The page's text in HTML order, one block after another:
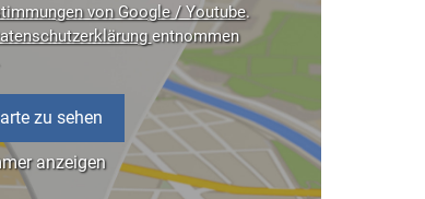
von Google / Youtube.
entnommen
zu sehen
anzeigen